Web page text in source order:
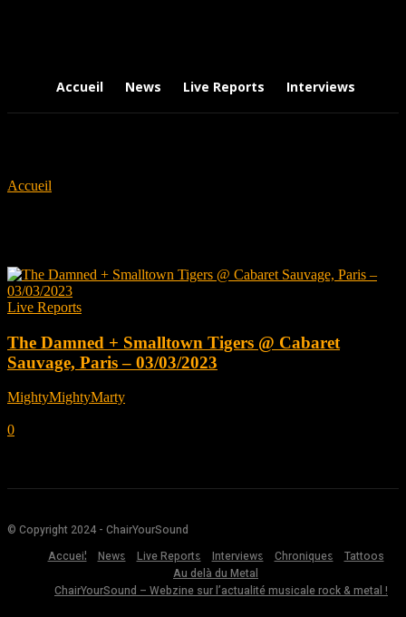
Accueil News Live Reports Interviews
Accueil
Live Reports
The Damned + Smalltown Tigers @ Cabaret
Sauvage, Paris – 03/03/2023
MightyMightyMarty
0
© Copyright 2024 - ChairYourSound
Accueil
News Live Reports Interviews Chroniques
Tattoos
Au delà du Metal
ChairYourSound – Webzine sur l’actualité musicale rock & metal !